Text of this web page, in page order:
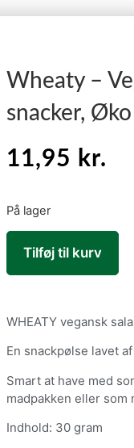
Wheaty –
snacker, Øko
11,95 kr.
På lager
Tilføj til kurv
WHEATY vegansk
En snackpølse lavet
Smart at have med
madpakken eller som
Indhold: 30 gram